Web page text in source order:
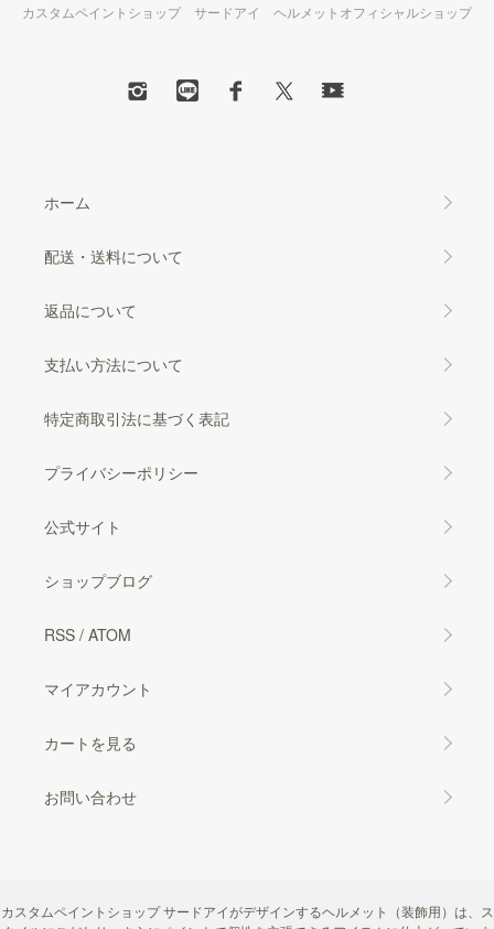
カスタムペイントショップ サードアイ ヘルメットオフィシャルショップ
ホーム
配送・送料について
返品について
支払い方法について
特定商取引法に基づく表記
プライバシーポリシー
公式サイト
ショップブログ
RSS / ATOM
マイアカウント
カートを見る
お問い合わせ
カスタムペイントショップ サードアイがデザインするヘルメット（装飾用）は、ス